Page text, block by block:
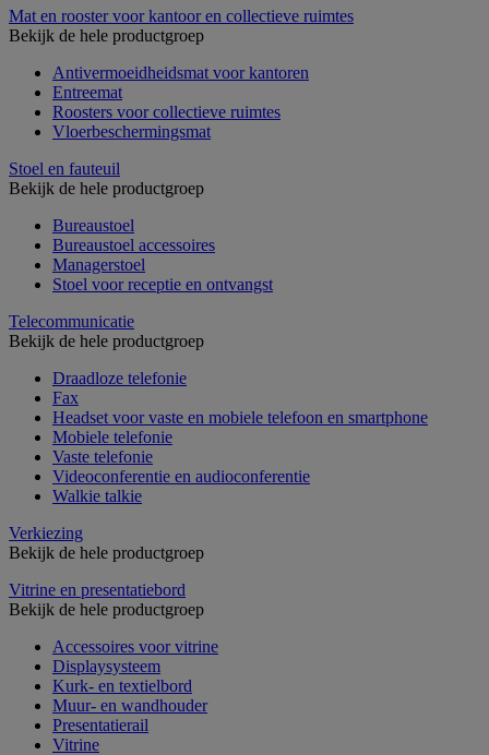
Mat en rooster voor kantoor en collectieve ruimtes
Bekijk de hele productgroep
Antivermoeidheidsmat voor kantoren
Entreemat
Roosters voor collectieve ruimtes
Vloerbeschermingsmat
Stoel en fauteuil
Bekijk de hele productgroep
Bureaustoel
Bureaustoel accessoires
Managerstoel
Stoel voor receptie en ontvangst
Telecommunicatie
Bekijk de hele productgroep
Draadloze telefonie
Fax
Headset voor vaste en mobiele telefoon en smartphone
Mobiele telefonie
Vaste telefonie
Videoconferentie en audioconferentie
Walkie talkie
Verkiezing
Bekijk de hele productgroep
Vitrine en presentatiebord
Bekijk de hele productgroep
Accessoires voor vitrine
Displaysysteem
Kurk- en textielbord
Muur- en wandhouder
Presentatierail
Vitrine